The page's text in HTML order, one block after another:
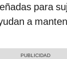
para
a